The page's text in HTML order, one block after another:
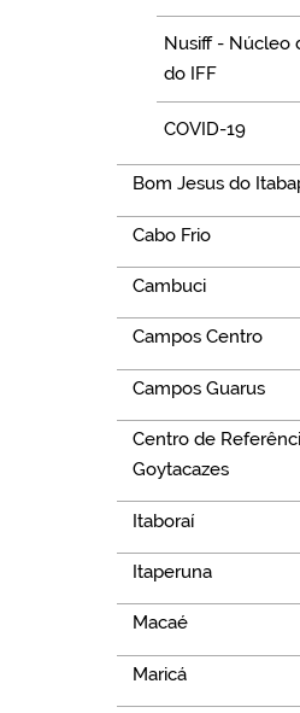
Nusiff - Núcleo
do IFF
COVID-19
Bom Jesus do
Cabo Frio
Cambuci
Campos Centro
Campos Guarus
Centro de
Goytacazes
Itaboraí
Itaperuna
Macaé
Maricá